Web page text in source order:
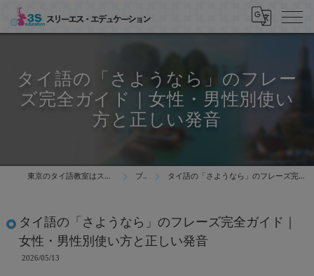
タイ語の「さようなら」のフレー
ズ完全ガイド｜女性・男性別使い
方と正しい発音
東京のタイ語教室はスリーエス・エデュケーション ブログ タイ語の「さようなら」のフレーズ完全ガイド｜女性・男性別使い方と正しい発音
タイ語の「さようなら」のフレーズ完全ガイド｜
女性・男性別使い方と正しい発音
2026/05/13